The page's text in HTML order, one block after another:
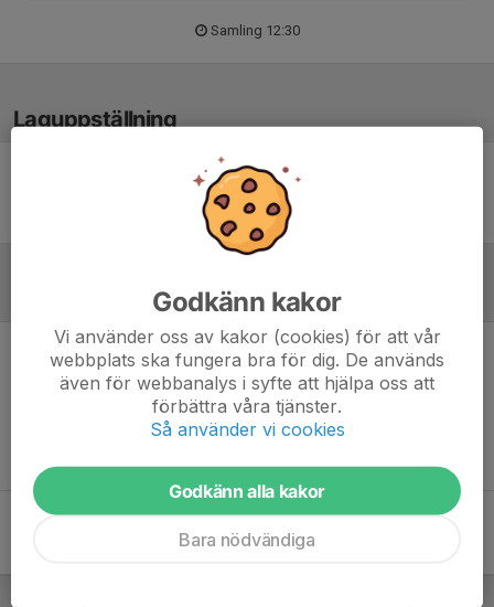
Samling 12:30
Laguppställning
Ingen uppställning ifylld
Inget referat skrivet
Godkänn kakor
Vi använder oss av kakor (cookies) för att vår
webbplats ska fungera bra för dig. De används
även för webbanalys i syfte att hjälpa oss att
förbättra våra tjänster.
Så använder vi cookies
Godkänn alla kakor
Bara nödvändiga